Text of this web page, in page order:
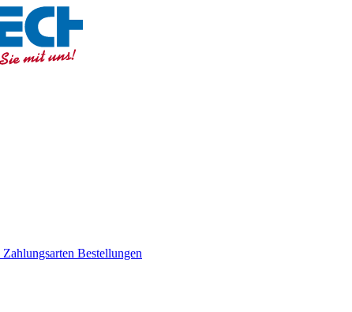
Zahlungsarten Bestellungen